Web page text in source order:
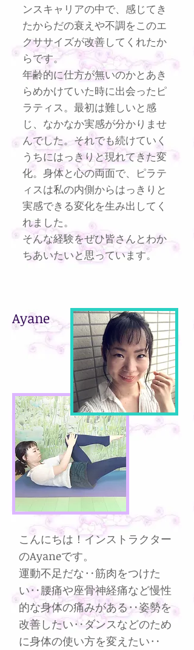
ンスキャリアの中で、感じてき
たからだの衰えや不調をこのエ
クササイズが改善してくれたか
らです。
年齢的に仕方が無いのかとあき
らめかけていた時に出会ったピ
ラティス。最初は難しいと感
じ、なかなか実感が分かりませ
んでした。それでも続けていく
うちにはっきりと現れてきた変
化。身体と心の両面で、ピラテ
ィスは私の内側からはっきりと
実感できる変化を生み出してく
れました。
そんな経験をぜひ皆さんとわか
ちあいたいと思っています。
Ayane
こんにちは！インストラクター
のAyaneです。
運動不足だな‥筋肉をつけた
い‥腰痛や座骨神経痛など慢性
的な身体の痛みがある‥姿勢を
改善したい‥ダンスなどのため
に身体の使い方を変えたい‥